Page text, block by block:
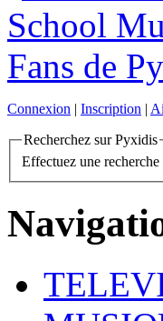
Connexion | Inscription |
Recherchez sur Pyxidis
Effectuez une recherche